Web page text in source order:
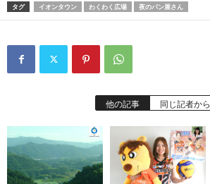
タグ イオンタウン わくわく広場 夜のパン屋さん
他の記事 同じ記者から